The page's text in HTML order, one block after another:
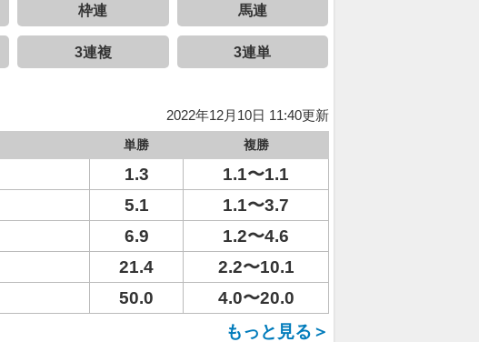
枠連 馬連
3連複 3連単
2022年12月10日 11:40更新
単勝 複勝
1.3
1.1〜1.1
5.1
1.1〜3.7
6.9
1.2〜4.6
21.4
2.2〜10.1
50.0
4.0〜20.0
もっと見る＞